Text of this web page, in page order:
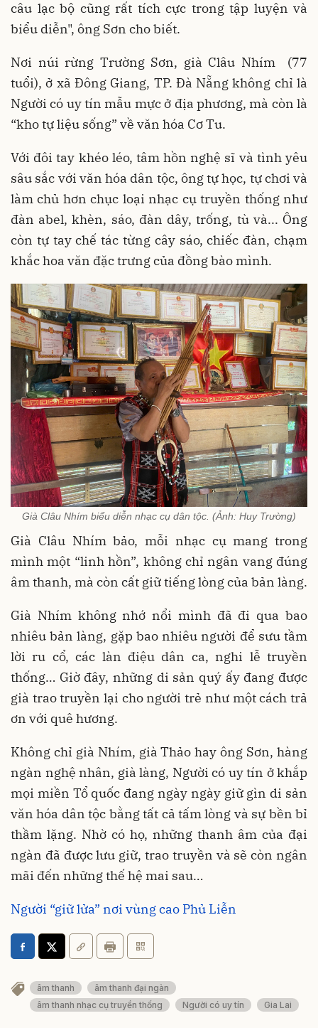
câu lạc bộ cũng rất tích cực trong tập luyện và
biểu diễn", ông Sơn cho biết.
Nơi núi rừng Trường Sơn, già Clâu Nhím (77
tuổi), ở xã Đông Giang, TP. Đà Nẵng không chỉ là
Người có uy tín mẫu mực ở địa phương, mà còn là
“kho tự liệu sống” về văn hóa Cơ Tu.
Với đôi tay khéo léo, tâm hồn nghệ sĩ và tình yêu
sâu sắc với văn hóa dân tộc, ông tự học, tự chơi và
làm chủ hơn chục loại nhạc cụ truyền thống như
đàn abel, khèn, sáo, đàn dây, trống, tù và... Ông
còn tự tay chế tác từng cây sáo, chiếc đàn, chạm
khắc hoa văn đặc trưng của đồng bào mình.
Già Clâu Nhím biểu diễn nhạc cụ dân tộc. (Ảnh: Huy Trường)
Già Clâu Nhím bảo, mỗi nhạc cụ mang trong
mình một “linh hồn”, không chỉ ngân vang đúng
âm thanh, mà còn cất giữ tiếng lòng của bản làng.
Già Nhím không nhớ nổi mình đã đi qua bao
nhiêu bản làng, gặp bao nhiêu người để sưu tầm
lời ru cổ, các làn điệu dân ca, nghi lễ truyền
thống… Giờ đây, những di sản quý ấy đang được
già trao truyền lại cho người trẻ như một cách trả
ơn với quê hương.
Không chỉ già Nhím, già Thảo hay ông Sơn, hàng
ngàn nghệ nhân, già làng, Người có uy tín ở khắp
mọi miền Tổ quốc đang ngày ngày giữ gìn di sản
văn hóa dân tộc bằng tất cả tấm lòng và sự bền bỉ
thầm lặng. Nhờ có họ, những thanh âm của đại
ngàn đã được lưu giữ, trao truyền và sẽ còn ngân
mãi đến những thế hệ mai sau…
Người “giữ lửa” nơi vùng cao Phủ Liễn
âm thanh
âm thanh đại ngàn
âm thanh nhạc cụ truyền thống
Người có uy tín Gia Lai